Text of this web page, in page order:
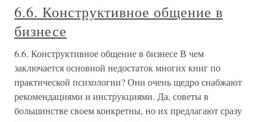
6.6. Конструктивное общение в
бизнесе
6.6. Конструктивное общение в бизнесе В чем
заключается основной недостаток многих книг по
практической психологии? Они очень щедро снабжают
рекомендациями и инструкциями. Да, советы в
большинстве своем конкретны, но их предлагают сразу